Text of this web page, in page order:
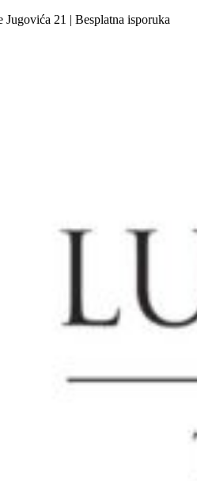
Jugovića 21 | Besplatna isporuka